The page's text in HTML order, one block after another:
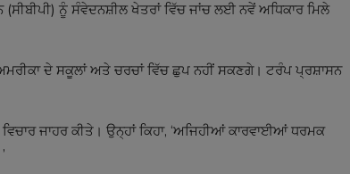
ਨੂੰ ਸੰਵੇਦਨਸ਼ੀਲ ਖੇਤਰਾਂ ਵਿੱਚ ਜਾਂਚ ਲਈ ਨਵੇਂ ਅਧਿਕਾਰ ਮਿਲੇ
ਦੇ ਸਕੂਲਾਂ ਅਤੇ ਚਰਚਾਂ ਵਿੱਚ ਛੁਪ ਨਹੀਂ ਸਕਣਗੇ। ਟਰੰਪ ਪ੍ਰਸ਼ਾਸਨ
ਜਾਹਰ ਕੀਤੇ। ਉਨ੍ਹਾਂ ਕਿਹਾ, ‘ਅਜਿਹੀਆਂ ਕਾਰਵਾਈਆਂ ਧਰਮਕ